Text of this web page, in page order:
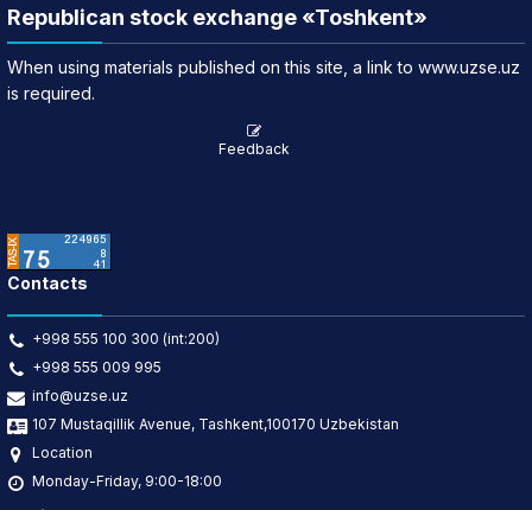
Republican stock exchange «Toshkent»
When using materials published on this site, a link to www.uzse.uz
is required.
Feedback
Contacts
+998 555 100 300 (int:200)
+998 555 009 995
info@uzse.uz
107 Mustaqillik Avenue, Tashkent,100170 Uzbekistan
Location
Monday-Friday, 9:00-18:00